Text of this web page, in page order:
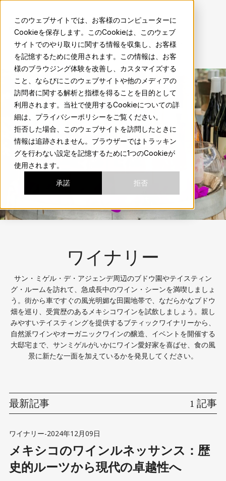
このウェブサイトでは、お客様のコンピューターに
Cookieを保存します。このCookieは、このウェブ
サイトでのやり取りに関する情報を収集し、お客様
を記憶するために使用されます。この情報は、お客
様のブラウジング体験を改善し、カスタマイズする
こと、ならびにこのウェブサイトや他のメディアの
訪問者に関する解析と指標を得ることを目的として
利用されます。当社で使用するCookieについての詳
細は、プライバシーポリシーをご覧ください。
拒否した場合、このウェブサイトを訪問したときに
情報は追跡されません。ブラウザーではトラッキン
グを行わない設定を記憶するために1つのCookieが
使用されます。
承諾 拒否
sma.mx
地元の人のようにサンミゲルの魅力を体験しよう。
ワイナリー
サン・ミゲル・デ・アジェンデ周辺のブドウ園やテイスティン
グ・ルームを訪れて、急成長中のワイン・シーンを満喫しましょ
う。街から車ですぐの風光明媚な田園地帯で、なだらかなブドウ
畑を巡り、受賞歴のあるメキシコワインを試飲しましょう。親し
みやすいテイスティングを提供するブティックワイナリーから、
自然派ワインやオーガニックワインの醸造、イベントを開催する
大邸宅まで、サンミゲルがいかにワイン愛好家を喜ばせ、食の風
景に新たな一面を加えているかを発見してください。
最新記事 1 記事
ワイナリー-2024年12月09日
メキシコのワインルネッサンス：歴
史的ルーツから現代の卓越性へ